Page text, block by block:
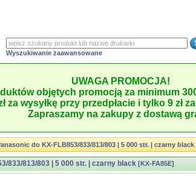
Wyszukiwanie zaawansowane
UWAGA PROMOCJA!
objętych promocją za minimum
za wysyłkę przy przedpłacie i tylko 9 zł
Zapraszamy na zakupy z dostawą
do KX-FLB853/833/813/803 | 5 000 str. | czarny black
833/813/803 | 5 000 str. | czarny black [KX-FA85E]